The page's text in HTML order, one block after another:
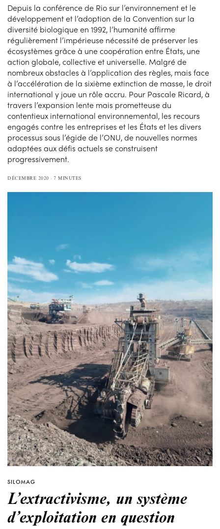
Depuis la conférence de Rio sur l’environnement et le
développement et l’adoption de la Convention sur la
diversité biologique en 1992, l’humanité affirme
régulièrement l’impérieuse nécessité de préserver les
écosystèmes grâce à une coopération entre États, une
action globale, collective et universelle. Malgré de
nombreux obstacles à l’application des règles, mais face
à l’accélération de la sixième extinction de masse, le droit
international y joue un rôle accru. Pour Pascale Ricard, à
travers l’expansion lente mais prometteuse du
contentieux international environnemental, les recours
engagés contre les entreprises et les États et les divers
processus sous l’égide de l’ONU, de nouvelles normes
adaptées aux défis actuels se construisent
progressivement.
DÉCEMBRE 2020 7 MINUTES
SILOMAG
L’extractivisme, un système
d’exploitation en question